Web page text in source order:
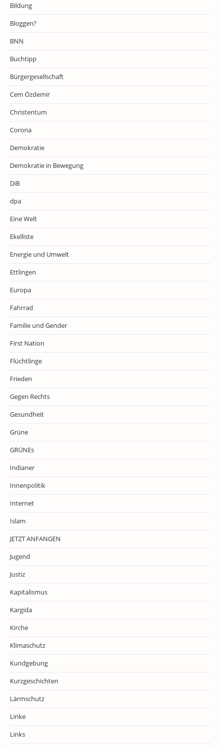
Bildung
Bloggen?
BNN
Buchtipp
Bürgergesellschaft
Cem Özdemir
Christentum
Corona
Demokratie
Demokratie in Bewegung
DiB
dpa
Eine Welt
Ekelliste
Energie und Umwelt
Ettlingen
Europa
Fahrrad
Familie und Gender
First Nation
Flüchtlinge
Frieden
Gegen Rechts
Gesundheit
Grüne
GRÜNEs
Indianer
Innenpolitik
Internet
Islam
JETZT ANFANGEN
Jugend
Justiz
Kapitalismus
Kargida
Kirche
Klimaschutz
Kundgebung
Kurzgeschichten
Lärmschutz
Linke
Links